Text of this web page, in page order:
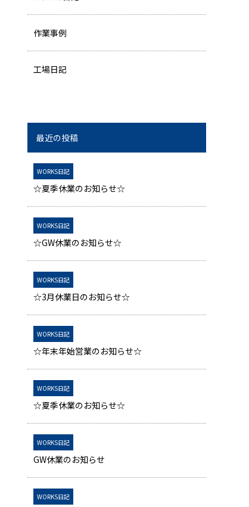
作業事例
工場日記
最近の投稿
WORKS日記
☆夏季休業のお知らせ☆
WORKS日記
☆GW休業のお知らせ☆
WORKS日記
☆3月休業日のお知らせ☆
WORKS日記
☆年末年始営業のお知らせ☆
WORKS日記
☆夏季休業のお知らせ☆
WORKS日記
GW休業のお知らせ
WORKS日記